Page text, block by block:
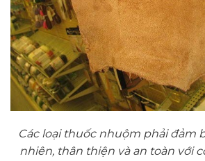
Các loại thuốc nhuộm phải đảm
nhiên, thân thiện và an toàn với